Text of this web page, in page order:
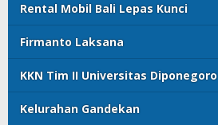
Rental Mobil Bali Lepas Kunci
Firmanto Laksana
KKN Tim II Universitas Diponegoro
Kelurahan Gandekan